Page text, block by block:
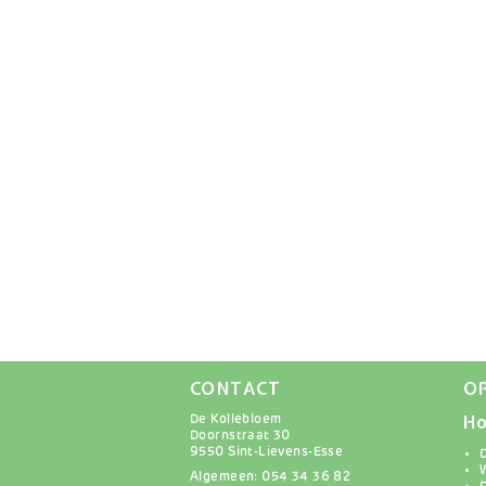
CONTACT
De Kollebloem
Doornstraat 30
9550 Sint-Lievens-Esse
Algemeen: 054 34 36 82